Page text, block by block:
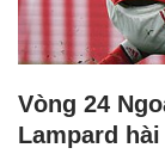
Vòng 24
Lampard